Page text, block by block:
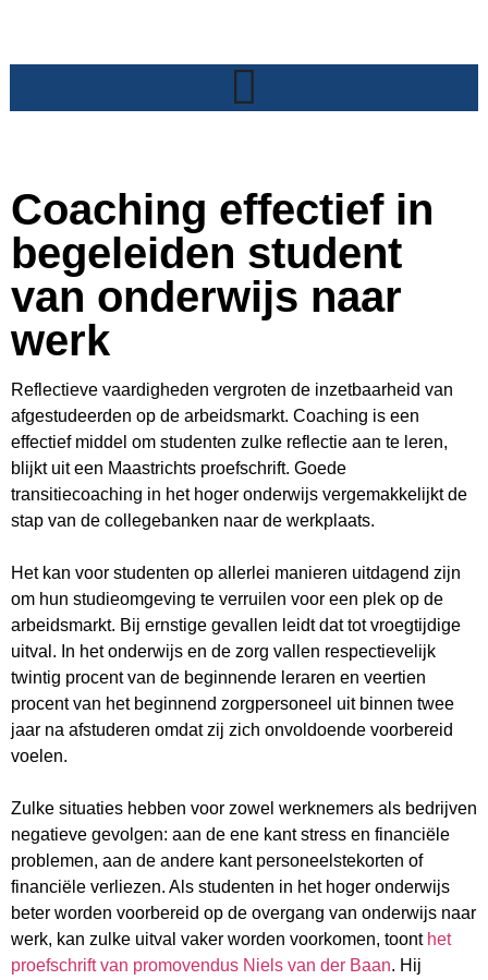
Coaching effectief in
begeleiden student
van onderwijs naar
werk
Reflectieve vaardigheden vergroten de inzetbaarheid van
afgestudeerden op de arbeidsmarkt. Coaching is een
effectief middel om studenten zulke reflectie aan te leren,
blijkt uit een Maastrichts proefschrift. Goede
transitiecoaching in het hoger onderwijs vergemakkelijkt de
stap van de collegebanken naar de werkplaats.
Het kan voor studenten op allerlei manieren uitdagend zijn
om hun studieomgeving te verruilen voor een plek op de
arbeidsmarkt. Bij ernstige gevallen leidt dat tot vroegtijdige
uitval. In het onderwijs en de zorg vallen respectievelijk
twintig procent van de beginnende leraren en veertien
procent van het beginnend zorgpersoneel uit binnen twee
jaar na afstuderen omdat zij zich onvoldoende voorbereid
voelen.
Zulke situaties hebben voor zowel werknemers als bedrijven
negatieve gevolgen: aan de ene kant stress en financiële
problemen, aan de andere kant personeelstekorten of
financiële verliezen. Als studenten in het hoger onderwijs
beter worden voorbereid op de overgang van onderwijs naar
werk, kan zulke uitval vaker worden voorkomen, toont het
proefschrift van promovendus Niels van der Baan. Hij